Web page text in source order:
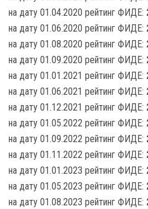
на дату 01.04.2020 рейтинг ФИДЕ:
на дату 01.06.2020 рейтинг ФИДЕ:
на дату 01.08.2020 рейтинг ФИДЕ:
на дату 01.09.2020 рейтинг ФИДЕ:
на дату 01.01.2021 рейтинг ФИДЕ:
на дату 01.06.2021 рейтинг ФИДЕ:
на дату 01.12.2021 рейтинг ФИДЕ:
на дату 01.05.2022 рейтинг ФИДЕ:
на дату 01.09.2022 рейтинг ФИДЕ:
на дату 01.11.2022 рейтинг ФИДЕ:
на дату 01.01.2023 рейтинг ФИДЕ:
на дату 01.05.2023 рейтинг ФИДЕ:
на дату 01.08.2023 рейтинг ФИДЕ: